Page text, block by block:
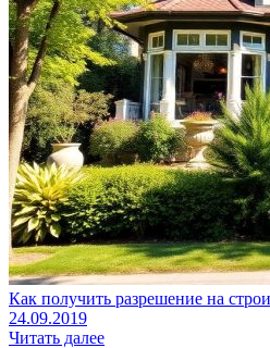
Как получить разрешение на
24.09.2019
Читать далее